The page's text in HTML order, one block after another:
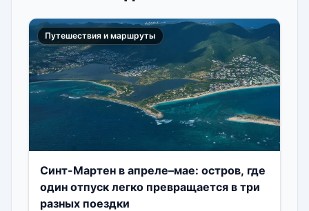
Путешествия и маршруты
Синт-Мартен в апреле–мае: остров, где
один отпуск легко превращается в три
разных поездки